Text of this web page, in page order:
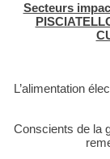
Secteurs
L’alimentation
Conscients de la